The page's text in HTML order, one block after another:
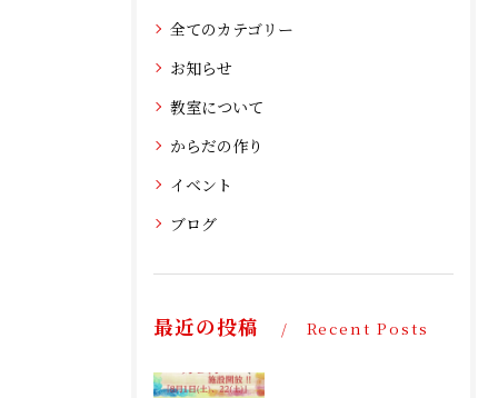
全てのカテゴリー
お知らせ
教室について
からだの作り
イベント
ブログ
最近の投稿 Recent Posts